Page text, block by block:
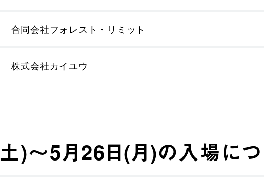
合同会社フォレスト・リミット
株式会社カイユウ
)～5月26日(月)の入場に